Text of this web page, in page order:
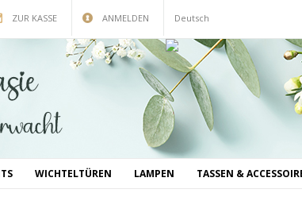
ZUR KASSE ANMELDEN Deutsch
WICHTELTÜREN LAMPEN TASSEN &